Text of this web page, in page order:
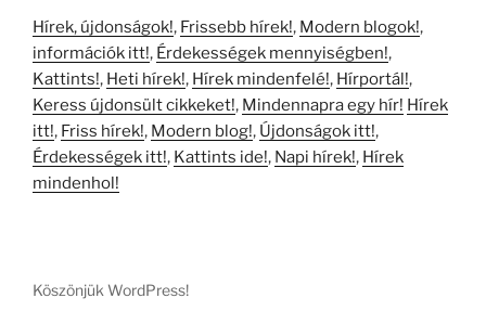
Hírek, újdonságok!, Frissebb hírek!, Modern blogok!,
információk itt!, Érdekességek mennyiségben!,
Kattints!, Heti hírek!, Hírek mindenfelé!, Hírportál!,
Keress újdonsült cikkeket!, Mindennapra egy hír! Hírek
itt!, Friss hírek!, Modern blog!, Újdonságok itt!,
Érdekességek itt!, Kattints ide!, Napi hírek!, Hírek
mindenhol!
Köszönjük WordPress!